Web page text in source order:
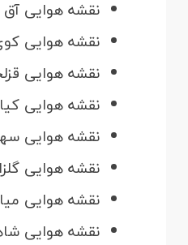
نقشه هوایی آق
نقشه هوایی
نقشه هوایی
نقشه هوایی
نقشه هوایی
نقشه هوایی
نقشه هوایی
نقشه هوایی